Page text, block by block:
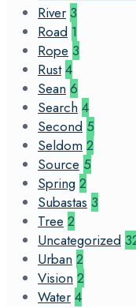
River 3
Road 1
Rope 3
Rust 4
Sean 6
Search 4
Second 5
Seldom 2
Source 5
Spring 2
Subastas 3
Tree 2
Uncategorized
Urban 2
Vision 2
Water 4